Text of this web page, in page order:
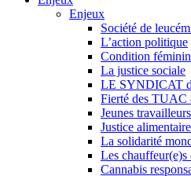
Enjeux
Société de
L’action politique
Condition
La justice sociale
LE SYNDICAT
Fierté des TUAC
Jeunes travailleurs
Justice alimentaire
La solidarité
Les chauffeur(e)s
Cannabis